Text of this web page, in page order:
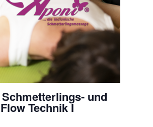
und
Technik I